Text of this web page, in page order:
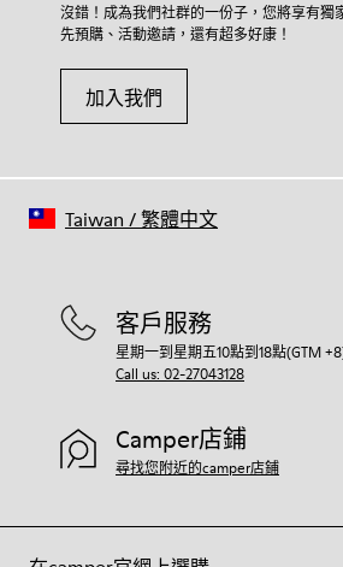
沒錯！成為我們社群的一份子，您將享有獨
先預購、活動邀請，還有超多好康！
加入我們
客戶服務
星期一到星期五10點到18點(GTM
Call us: 02-27043128
Camper店鋪
尋找您附近的camper店鋪
Taiwan /繁體中文